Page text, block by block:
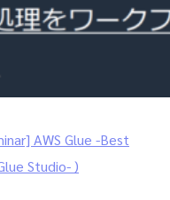
AWS Glue -Best
Studio- )